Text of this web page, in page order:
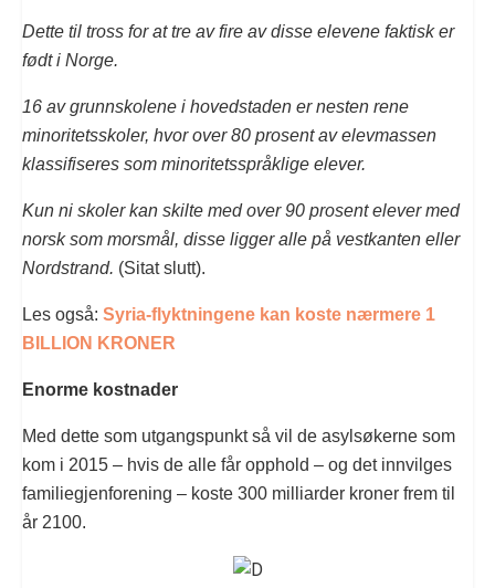
Dette til tross for at tre av fire av disse elevene faktisk er
født i Norge.
16 av grunnskolene i hovedstaden er nesten rene
minoritetsskoler, hvor over 80 prosent av elevmassen
klassifiseres som minoritetsspråklige elever.
Kun ni skoler kan skilte med over 90 prosent elever med
norsk som morsmål, disse ligger alle på vestkanten eller
Nordstrand. (Sitat slutt).
Les også: Syria-flyktningene kan koste nærmere 1
BILLION KRONER
Enorme kostnader
Med dette som utgangspunkt så vil de asylsøkerne som
kom i 2015 – hvis de alle får opphold – og det innvilges
familiegjenforening – koste 300 milliarder kroner frem til
år 2100.